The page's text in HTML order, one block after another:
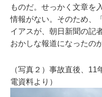
ものだ。せっかく文章を
情報がない。そのため、
イアスが、朝日新聞の記
おかしな報道になったの
（写真２）事故直後、
電資料より）